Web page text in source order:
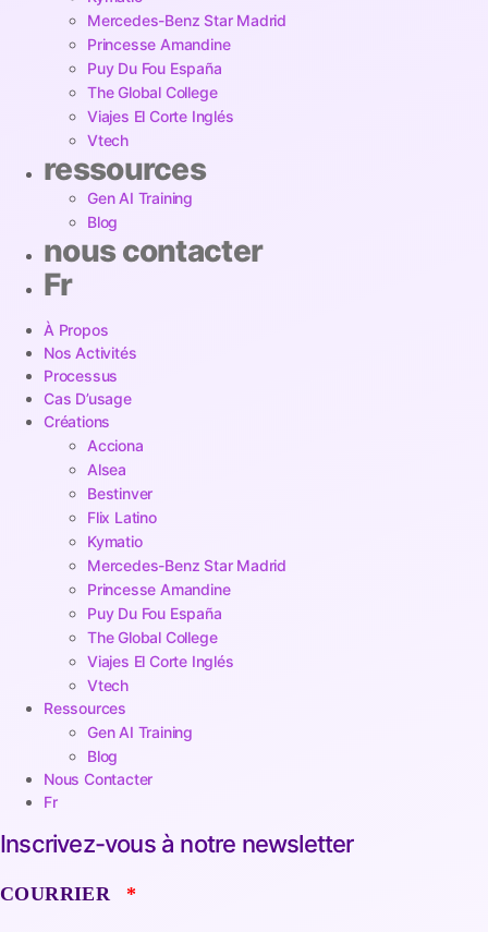
Mercedes-Benz Star Madrid
Princesse Amandine
Puy Du Fou España
The Global College
Viajes El Corte Inglés
Vtech
ressources
Gen AI Training
Blog
nous contacter
Fr
À Propos
Nos Activités
Processus
Cas D’usage
Créations
Acciona
Alsea
Bestinver
Flix Latino
Kymatio
Mercedes-Benz Star Madrid
Princesse Amandine
Puy Du Fou España
The Global College
Viajes El Corte Inglés
Vtech
Ressources
Gen AI Training
Blog
Nous Contacter
Fr
Inscrivez-vous à notre newsletter
COURRIER